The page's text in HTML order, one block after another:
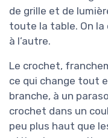
de grille et de
toute la table. On la
à l’autre.
Le crochet,
ce qui change tout
branche, à un
crochet dans un
peu plus haut que